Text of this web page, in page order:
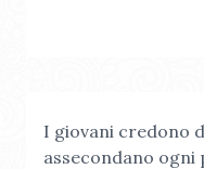
I giovani credono
assecondano ogni